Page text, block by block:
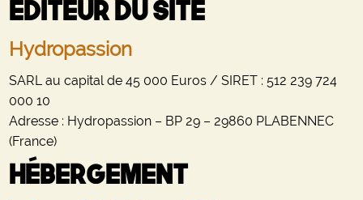
Éditeur du site
Hydropassion
SARL au capital de 45 000 Euros / SIRET : 512 239 724
000 10
Adresse : Hydropassion – BP 29 – 29860 PLABENNEC
(France)
Hébergement